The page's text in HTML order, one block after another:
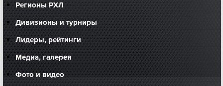
Регионы РХЛ
Дивизионы и турниры
Лидеры, рейтинги
Медиа, галерея
Фото и видео